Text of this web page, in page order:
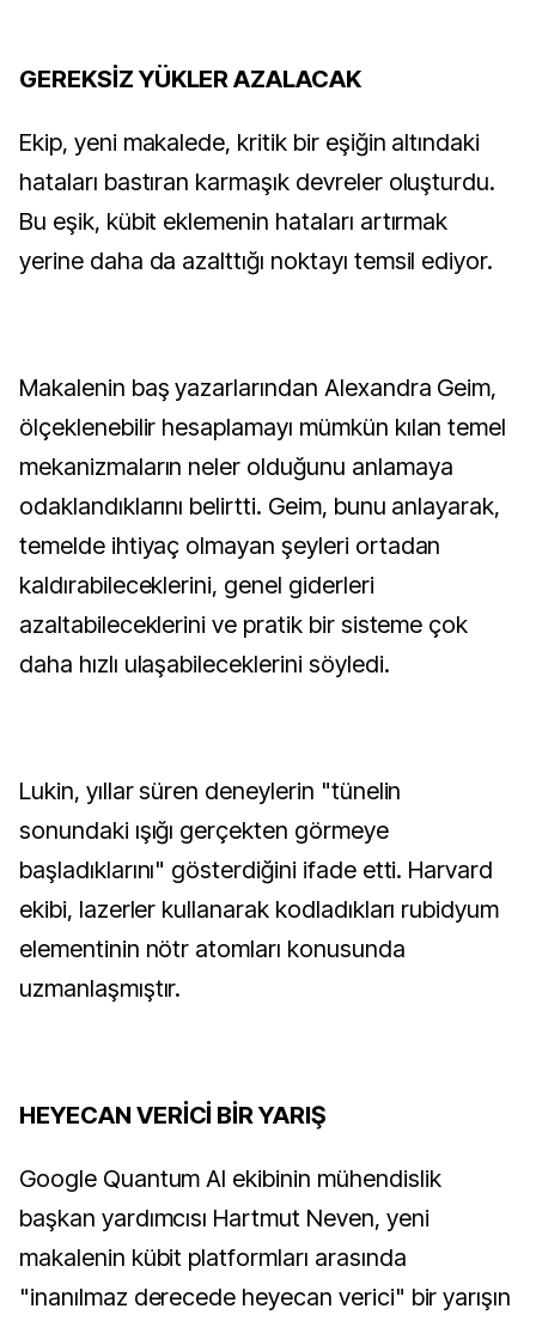
GEREKSİZ YÜKLER AZALACAK
Ekip, yeni makalede, kritik bir eşiğin altındaki
hataları bastıran karmaşık devreler oluşturdu.
Bu eşik, kübit eklemenin hataları artırmak
yerine daha da azalttığı noktayı temsil ediyor.
Makalenin baş yazarlarından Alexandra Geim,
ölçeklenebilir hesaplamayı mümkün kılan temel
mekanizmaların neler olduğunu anlamaya
odaklandıklarını belirtti. Geim, bunu anlayarak,
temelde ihtiyaç olmayan şeyleri ortadan
kaldırabileceklerini, genel giderleri
azaltabileceklerini ve pratik bir sisteme çok
daha hızlı ulaşabileceklerini söyledi.
Lukin, yıllar süren deneylerin "tünelin
sonundaki ışığı gerçekten görmeye
başladıklarını" gösterdiğini ifade etti. Harvard
ekibi, lazerler kullanarak kodladıkları rubidyum
elementinin nötr atomları konusunda
uzmanlaşmıştır.
HEYECAN VERİCİ BİR YARIŞ
Google Quantum AI ekibinin mühendislik
başkan yardımcısı Hartmut Neven, yeni
makalenin kübit platformları arasında
"inanılmaz derecede heyecan verici" bir yarışın